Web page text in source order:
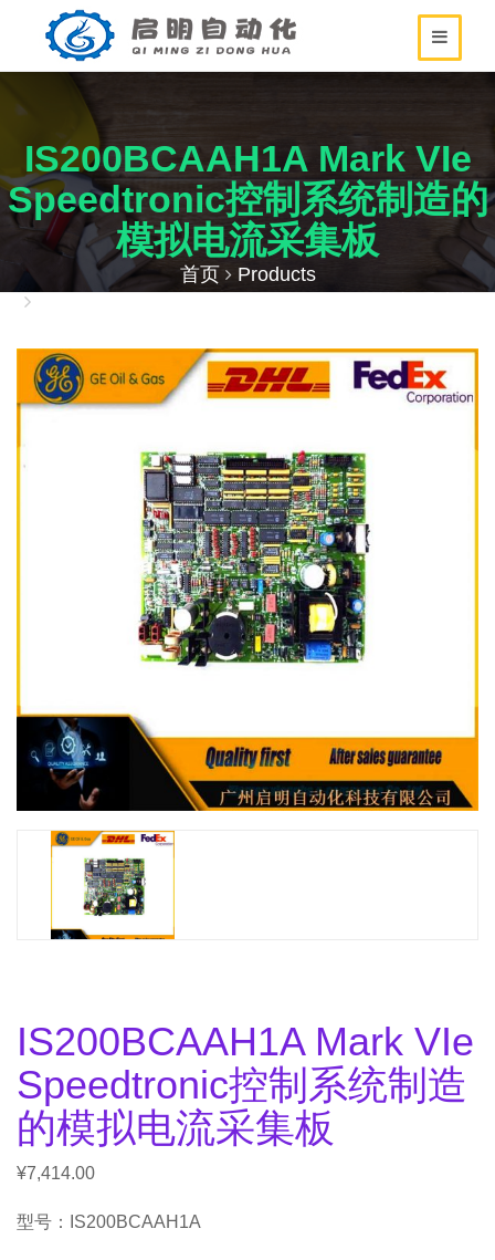
IS200BCAAH1A Mark VIe
Speedtronic控制系统制造的
模拟电流采集板
首页
Products
IS200BCAAH1A Mark VIe
Speedtronic控制系统制造
的模拟电流采集板
¥7,414.00
型号：IS200BCAAH1A